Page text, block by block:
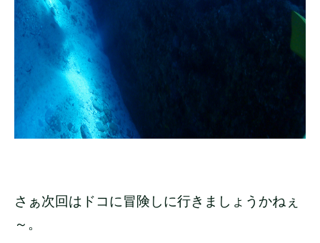
さぁ次回はドコに冒険しに行きましょうかねぇ
～。